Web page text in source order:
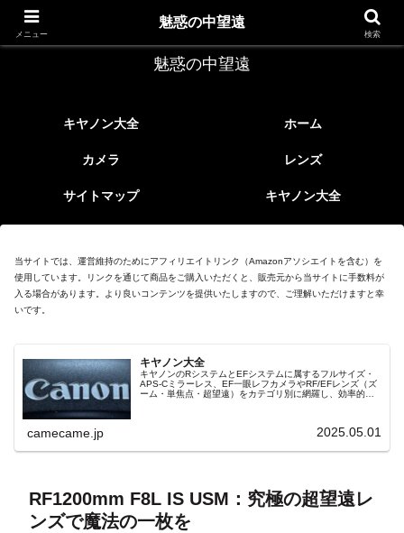
レトロなEFレンズ
魅惑の中望遠
キヤノン大全 ホーム
カメラ レンズ
サイトマップ キヤノン大全
当サイトでは、運営維持のためにアフィリエイトリンク（Amazonアソシエイトを含む）を
使用しています。リンクを通じて商品をご購入いただくと、販売元から当サイトに手数料が
入る場合があります。より良いコンテンツを提供いたしますので、ご理解いただけますと幸
いです。
キヤノン大全
キヤノンのRシステムとEFシステムに属するフルサイズ・
APS-Cミラーレス、EF一眼レフカメラやRF/EFレンズ（ズ
ーム・単焦点・超望遠）をカテゴリ別に網羅し、効率的に
camecame.jp 2025.05.01
RF1200mm F8L IS USM：究極の超望遠レ
ンズで魔法の一枚を
メニュー
魅惑の中望遠
検索